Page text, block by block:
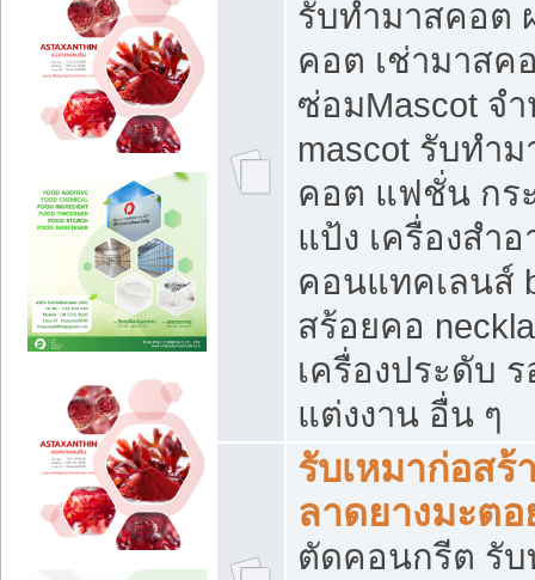
รับทำมาสคอต
คอต เช่ามาสค
ซ่อมMascot จ
mascot รับทำ
คอต แฟชั่น กระ
แป้ง เครื่องสำ
คอนแทคเลนส์
สร้อยคอ
เครื่องประดับ ร
แต่งงาน อื่น ๆ
รับเหมาก่อส
ลาดยางมะต
ตัดคอนกรีต รับ